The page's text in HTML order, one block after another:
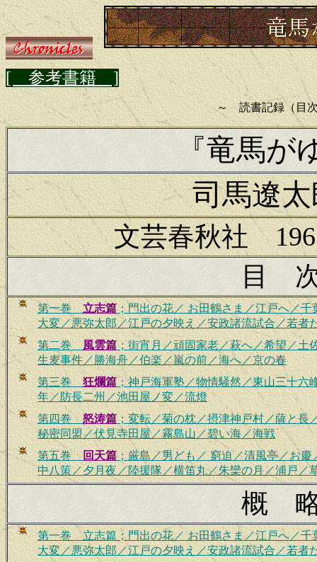
[ 参考書籍 ]
～ 読書記録（目
『竜馬が
司馬遼
文芸春秋社
目
第一巻 立志篇；門出の花／ お田鶴さま／江戸へ／
大変／悪弥太郎／江戸の夕映え／安政諸流試合／若者
第二巻 風雲篇； 街宵月／頑固家老／萩へ／希望／土
生麦事件／勝海舟／伯楽／嵐の前／海へ／京の春
第三巻 狂爛篇；神戸海軍塾／物情騒然／東山三十六
年／防長二州／池田屋ノ変／流燈
第四巻 怒涛篇 ； 変転／菊の枕／摂津神戸村／薩と長
秘密同盟／伏見寺田屋／霧島山／碧い海／海戦
第五巻
回天篇； 厳島／男ども／ 窮迫／清風亭／お
中八策／夕月夜／陸援隊／横笛丸／朱欒の月／浦戸／
概
第一巻 立志篇；門出の花／ お田鶴さま／江戸へ／千
大変／悪弥太郎／江戸の夕映え／安政諸流試合／若者